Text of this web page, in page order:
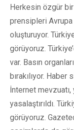
Herkesin özgür bir
prensipleri
oluşturuyor.
görüyoruz.
var. Basın
bırakılıyor.
İnternet
yasalaştırıldı.
görüyoruz.